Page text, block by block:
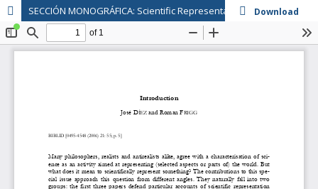
SECCIÓN MONOGRÁFICA: Scientific Representation. Introduction.
Download